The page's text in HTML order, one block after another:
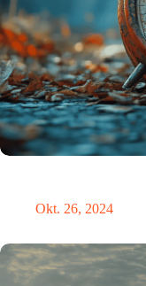
Okt. 26, 2024